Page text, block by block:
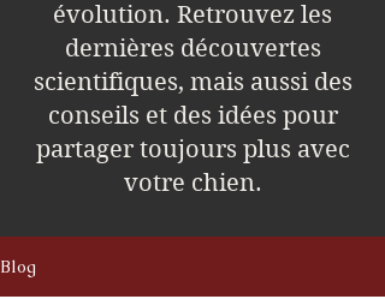
évolution. Retrouvez les
dernières découvertes
scientifiques, mais aussi des
conseils et des idées pour
partager toujours plus avec
votre chien.
Blog